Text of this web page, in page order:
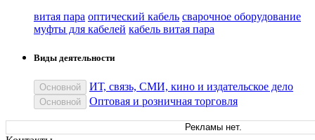
витая пара оптический кабель сварочное оборудование
муфты для кабелей кабель витая пара
Виды деятельности
Основной ИТ, связь, СМИ, кино и издательское дело
Основной Оптовая и розничная торговля
Рекламы нет.